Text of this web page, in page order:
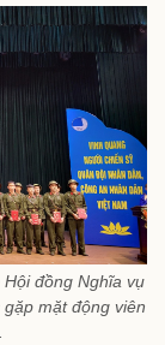
đồng Nghĩa vụ
mặt động viên